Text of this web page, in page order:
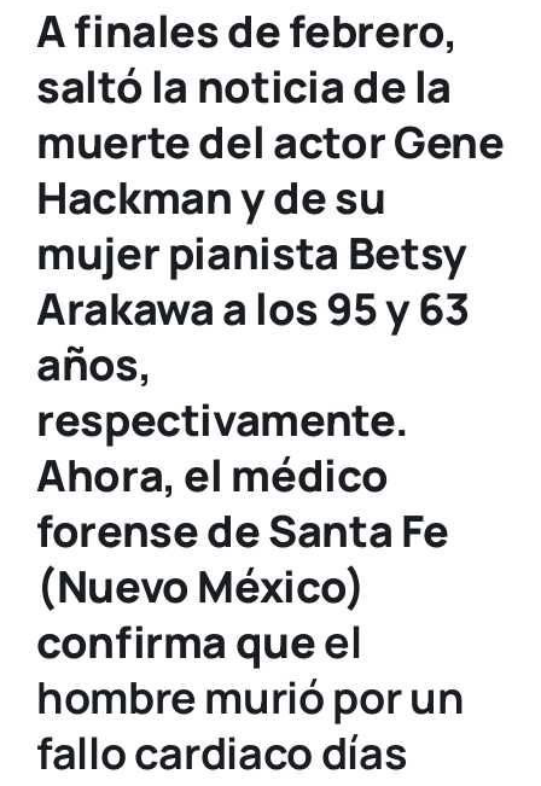
A finales de febrero,
saltó la noticia de la
muerte del actor Gene
Hackman y de su
mujer pianista Betsy
Arakawa a los 95 y 63
años,
respectivamente.
Ahora, el médico
forense de Santa Fe
(Nuevo México)
confirma queel
hombre murió por un
fallo cardiaco días